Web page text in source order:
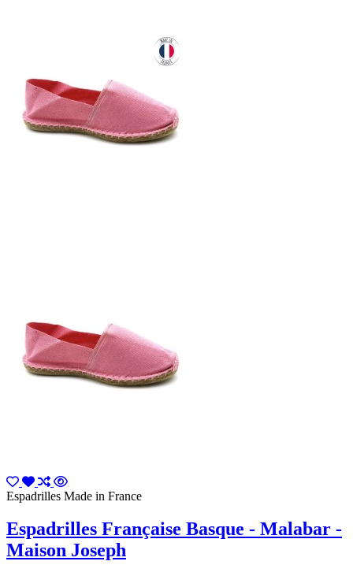
Espadrilles Made in France
Espadrilles Française Basque - Malabar -
Maison Joseph